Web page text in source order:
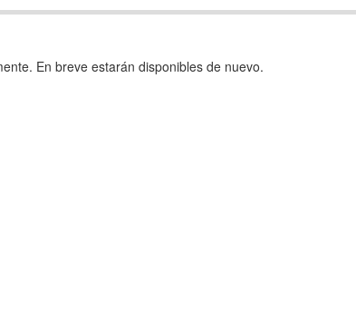
En breve estarán disponibles de nuevo.